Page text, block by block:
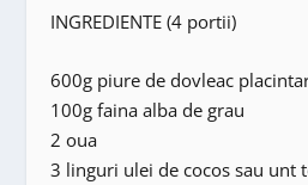
INGREDIENTE (4 portii)
600g piure de dovleac
100g faina alba de grau
2 oua
3 linguri ulei de cocos sau unt